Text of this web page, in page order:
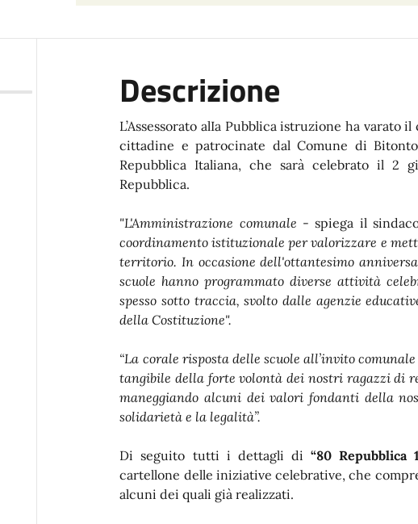
Descrizione
L’Assessorato alIa Pubblica istruzione ha
cittadine e patrocinate dal Comune di
Repubblica Italiana, che sarà celebrato il 2
Repubblica.
"L'Amministrazione comunale - spiega il
coordinamento istituzionale per valorizzare e
territorio. In occasione dell'ottantesimo
scuole hanno programmato diverse attività
spesso sotto traccia, svolto dalle agenzie
della Costituzione".
“La corale risposta delle scuole all’invito comunale
tangibile della forte volontà dei nostri ragazzi
maneggiando alcuni dei valori fondanti della
solidarietà e la legalità”.
Di seguito tutti i dettagli di “80 Repubblica
cartellone delle iniziative celebrative, che
alcuni dei quali già realizzati.